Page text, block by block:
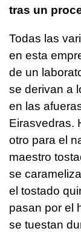
tras un
Todas las
en esta
de un
se derivan a
en las
Eirasvedras.
otro para el
maestro
se
el tostado
pasan por el
se tuestan